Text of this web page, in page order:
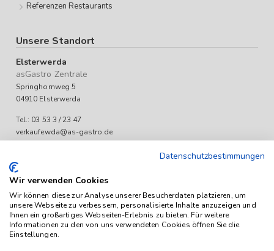
Referenzen Restaurants
Unsere Standort
Elsterwerda
asGastro Zentrale
Springhornweg 5
04910 Elsterwerda
Tel.: 03 53 3 / 23 47
verkaufewda@as-gastro.de
Mo-Fr 09:00 bis 17:00 Uhr
Das Angebot von as-Gastro richtet sich ausschließlich an
Datenschutzbestimmungen
Wir verwenden Cookies
Wir können diese zur Analyse unserer Besucherdaten platzieren, um
unsere Webseite zu verbessern, personalisierte Inhalte anzuzeigen und
Ihnen ein großartiges Webseiten-Erlebnis zu bieten. Für weitere
Informationen zu den von uns verwendeten Cookies öffnen Sie die
Einstellungen.